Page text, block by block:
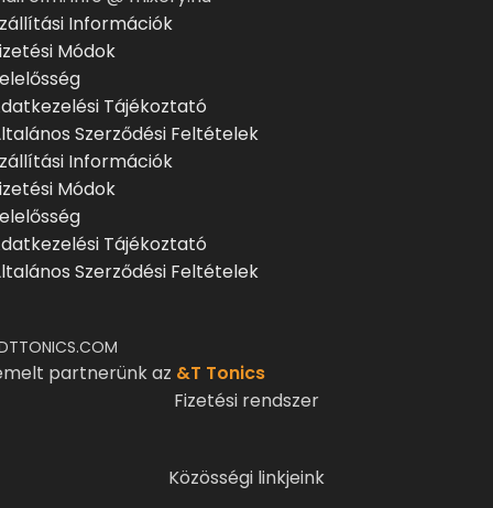
Információk
Módok
Tájékoztató
Szerződési Feltételek
Információk
Módok
Tájékoztató
Szerződési Feltételek
partnerünk az &T Tonics
Fizetési rendszer
Közösségi linkjeink